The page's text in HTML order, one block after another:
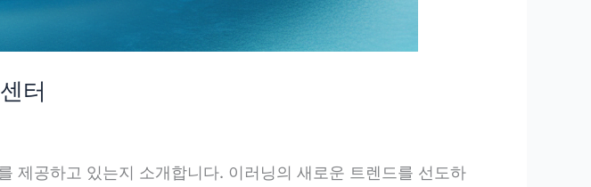
터
제공하고 있는지 소개합니다. 이러닝의 새로운 트렌드를 선도하